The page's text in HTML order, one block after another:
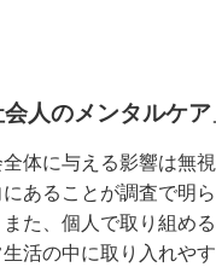
人のメンタルケア
体に与える影響は無
あることが調査で明
た、個人で取り組め
活の中に取り入れや